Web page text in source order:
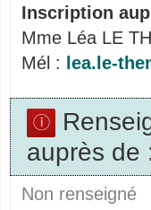
Inscription
Mme Léa LE
Mél :
lea.le-
auprès de
Non renseigné